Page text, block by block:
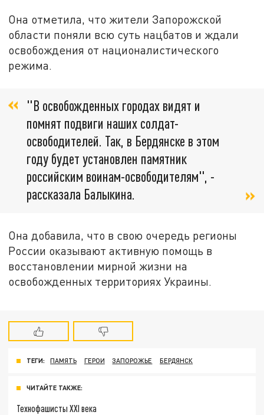
Она отметила, что жители Запорожской
области поняли всю суть нацбатов и ждали
освобождения от националистического
режима.
"В освобожденных городах видят и
помнят подвиги наших солдат-
освободителей. Так, в Бердянске в этом
году будет установлен памятник
российским воинам-освободителям", -
рассказала Балыкина.
Она добавила, что в свою очередь регионы
России оказывают активную помощь в
восстановлении мирной жизни на
освобожденных территориях Украины.
ТЕГИ: ПАМЯТЬ ГЕРОИ ЗАПОРОЖЬЕ БЕРДЯНСК
ЧИТАЙТЕ ТАКЖЕ:
Технофашисты XXI века